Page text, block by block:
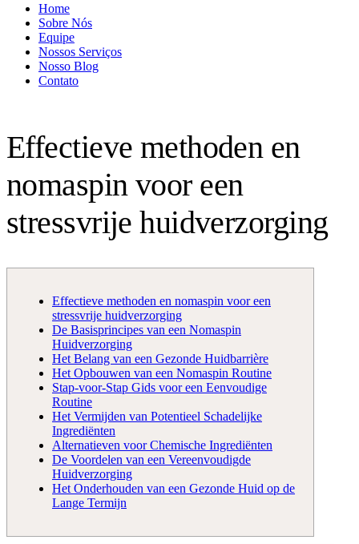
Home
Sobre Nós
Equipe
Nossos Serviços
Nosso Blog
Contato
Effectieve methoden en
nomaspin voor een
stressvrije huidverzorging
Effectieve methoden en nomaspin voor een
stressvrije huidverzorging
De Basisprincipes van een Nomaspin
Huidverzorging
Het Belang van een Gezonde Huidbarrière
Het Opbouwen van een Nomaspin Routine
Stap-voor-Stap Gids voor een Eenvoudige
Routine
Het Vermijden van Potentieel Schadelijke
Ingrediënten
Alternatieven voor Chemische Ingrediënten
De Voordelen van een Vereenvoudigde
Huidverzorging
Het Onderhouden van een Gezonde Huid op de
Lange Termijn